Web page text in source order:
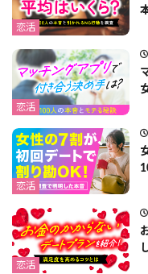
恋活
恋活
恋活
恋活